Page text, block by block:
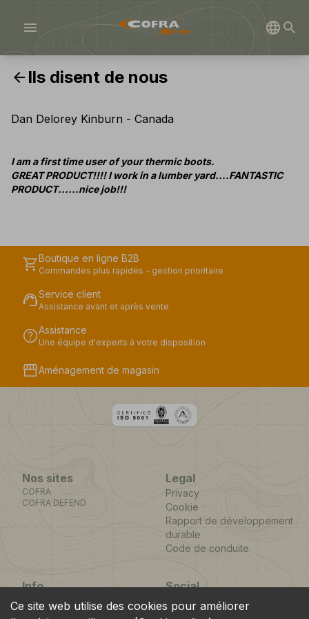
menu
arrow_back Ils disent de nous
Dan Delorey Kinburn - Canada
I am a first time user of your thermic boots.
GREATPRODUCT!!!! I work in a lumber yard....FANTASTIC
PRODUCT......nice job!!!
shopping_cartBoutique en ligne B2B
Commandes plus rapides - gestion prioritaire
support_agentService client
Assistance avant et après vente
helpAssistance
Une équipe d'experts à votre disposition
storefrontAménagement de magasin
Nos sites
COFRA
COFRA DEFEND
Legal
Privacy
Cookie
Rapport de développement
durable
Code de conduite
Info
location_on
Via dell’Euro 53-57-59,
76121 Barletta - BT -
Social
Facebook
Instagram
Youtube
LinkedIn
Ce site web utilise des cookies pour améliorer